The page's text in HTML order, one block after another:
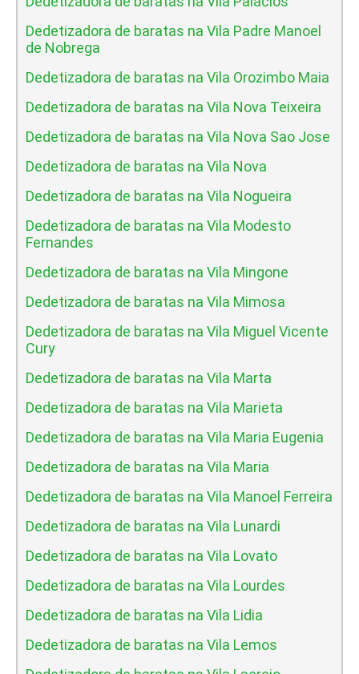
Dedetizadora de baratas na Vila Padre Manoel
de Nobrega
Dedetizadora de baratas na Vila Orozimbo Maia
Dedetizadora de baratas na Vila Nova Teixeira
Dedetizadora de baratas na Vila Nova Sao Jose
Dedetizadora de baratas na Vila Nova
Dedetizadora de baratas na Vila Nogueira
Dedetizadora de baratas na Vila Modesto
Fernandes
Dedetizadora de baratas na Vila Mingone
Dedetizadora de baratas na Vila Mimosa
Dedetizadora de baratas na Vila Miguel Vicente
Cury
Dedetizadora de baratas na Vila Marta
Dedetizadora de baratas na Vila Marieta
Dedetizadora de baratas na Vila Maria Eugenia
Dedetizadora de baratas na Vila Maria
Dedetizadora de baratas na Vila Manoel Ferreira
Dedetizadora de baratas na Vila Lunardi
Dedetizadora de baratas na Vila Lovato
Dedetizadora de baratas na Vila Lourdes
Dedetizadora de baratas na Vila Lidia
Dedetizadora de baratas na Vila Lemos